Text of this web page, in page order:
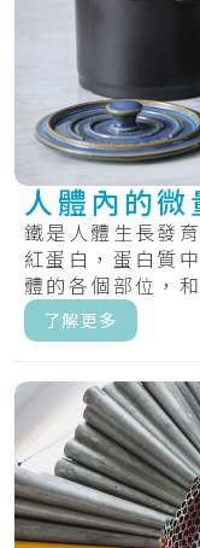
人體內的
鐵是人體生長發
紅蛋白，蛋白質
體的各個部位，
白質.....
了解更多